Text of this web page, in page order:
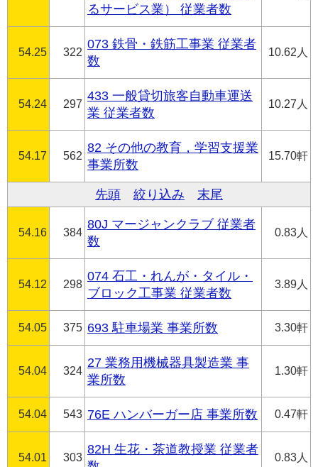
るサービス業） 従業者数
54.25 322
073 鉄骨・鉄筋工事業 従業者
数
10.62人
54.24 297
433 一般貸切旅客自動車運送
業 従業者数
10.27人
54.17 562
82 その他の教育，学習支援業
事業所数
15.70軒
先頭 絞り込み 末尾
54.16 384
80J マージャンクラブ 従業者
数
0.83人
54.12 298
074 石工・れんが・タイル・
ブロック工事業 従業者数
3.89人
54.05 375 693 駐車場業 事業所数 3.30軒
54.04 324
27 業務用機械器具製造業 事
業所数
1.30軒
54.04 543 76E ハンバーガー店 事業所数 0.47軒
54.01 303
82H 生花・茶道教授業 従業者
0.83人